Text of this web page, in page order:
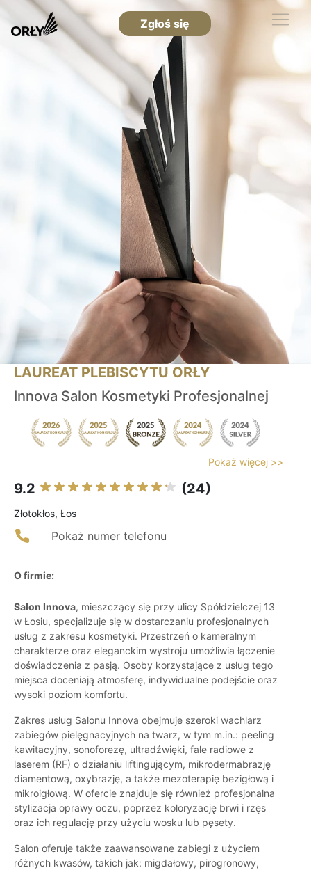
Zgłoś się
LAUREAT PLEBISCYTU ORŁY
Innova Salon Kosmetyki Profesjonalnej
Pokaż więcej >>
9.2 (24)
Złotokłos, Łos
Pokaż numer telefonu
O firmie:
Salon Innova, mieszczący się przy ulicy Spółdzielczej 13
w Łosiu, specjalizuje się w dostarczaniu profesjonalnych
usług z zakresu kosmetyki. Przestrzeń o kameralnym
charakterze oraz eleganckim wystroju umożliwia łączenie
doświadczenia z pasją. Osoby korzystające z usług tego
miejsca doceniają atmosferę, indywidualne podejście oraz
wysoki poziom komfortu.
Zakres usług Salonu Innova obejmuje szeroki wachlarz
zabiegów pielęgnacyjnych na twarz, w tym m.in.: peeling
kawitacyjny, sonoforezę, ultradźwięki, fale radiowe z
laserem (RF) o działaniu liftingującym, mikrodermabrazję
diamentową, oxybrazję, a także mezoterapię bezigłową i
mikroigłową. W ofercie znajduje się również profesjonalna
stylizacja oprawy oczu, poprzez koloryzację brwi i rzęs
oraz ich regulację przy użyciu wosku lub pęsety.
Salon oferuje także zaawansowane zabiegi z użyciem
różnych kwasów, takich jak: migdałowy, pirogronowy,